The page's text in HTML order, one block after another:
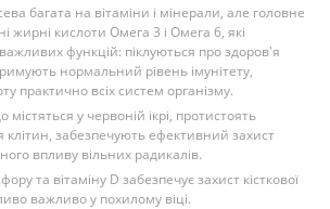
багата на вітаміни і мінерали, але головне
жирні кислоти Омега 3 і Омега 6, які
функцій: піклуються про здоров'я
нормальний рівень імунітету,
практично всіх систем організму.
у червоній ікрі, протистоять
клітин, забезпечують ефективний захист
впливу вільних радикалів.
та вітаміну D забезпечує захист кісткової
важливо у похилому віці.